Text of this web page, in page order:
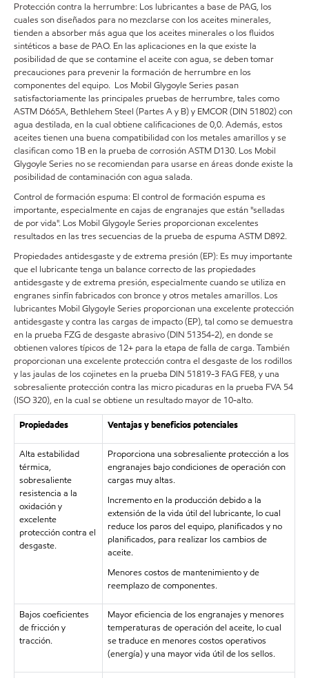
Protección contra la herrumbre: Los lubricantes a base de PAG, los
cuales son diseñados para no mezclarse con los aceites minerales,
tienden a absorber más agua que los aceites minerales o los fluidos
sintéticos a base de PAO. En las aplicaciones en la que existe la
posibilidad de que se contamine el aceite con agua, se deben tomar
precauciones para prevenir la formación de herrumbre en los
componentes del equipo. Los Mobil Glygoyle Series pasan
satisfactoriamente las principales pruebas de herrumbre, tales como
ASTM D665A, Bethlehem Steel (Partes A y B) y EMCOR (DIN 51802) con
agua destilada, en la cual obtiene calificaciones de 0,0. Además, estos
aceites tienen una buena compatibilidad con los metales amarillos y se
clasifican como 1B en la prueba de corrosión ASTM D130. Los Mobil
Glygoyle Series no se recomiendan para usarse en áreas donde existe la
posibilidad de contaminación con agua salada.
Control de formación espuma: El control de formación espuma es
importante, especialmente en cajas de engranajes que están "selladas
de por vida". Los Mobil Glygoyle Series proporcionan excelentes
resultados en las tres secuencias de la prueba de espuma ASTM D892.
Propiedades antidesgaste y de extrema presión (EP): Es muy importante
que el lubricante tenga un balance correcto de las propiedades
antidesgaste y de extrema presión, especialmente cuando se utiliza en
engranes sinfín fabricados con bronce y otros metales amarillos. Los
lubricantes Mobil Glygoyle Series proporcionan una excelente protección
antidesgaste y contra las cargas de impacto (EP), tal como se demuestra
en la prueba FZG de desgaste abrasivo (DIN 51354-2), en donde se
obtienen valores típicos de 12+ para la etapa de falla de carga. También
proporcionan una excelente protección contra el desgaste de los rodillos
y las jaulas de los cojinetes en la prueba DIN 51819-3 FAG FE8, y una
sobresaliente protección contra las micro picaduras en la prueba FVA 54
(ISO 320), en la cual se obtiene un resultado mayor de 10-alto.
Propiedades
Ventajas y beneficios potenciales
Alta estabilidad
térmica,
sobresaliente
resistencia a la
oxidación y
excelente
protección contra el
desgaste.
Proporciona una sobresaliente protección a los
engranajes bajo condiciones de operación con
cargas muy altas.
Incremento en la producción debido a la
extensión de la vida útil del lubricante, lo cual
reduce los paros del equipo, planificados y no
planificados, para realizar los cambios de
aceite.
Menores costos de mantenimiento y de
reemplazo de componentes.
Bajos coeficientes
de fricción y
tracción.
Mayor eficiencia de los engranajes y menores
temperaturas de operación del aceite, lo cual
se traduce en menores costos operativos
(energía) y una mayor vida útil de los sellos.